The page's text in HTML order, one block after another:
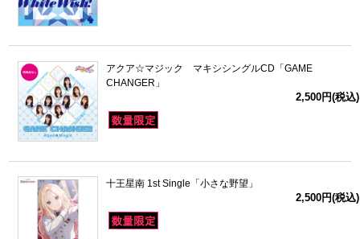
アクア☆マジック マキシシングルCD「GAME
CHANGER」
2,500円(税込)
十王星南 1st Single「小さな野望」
2,500円(税込)